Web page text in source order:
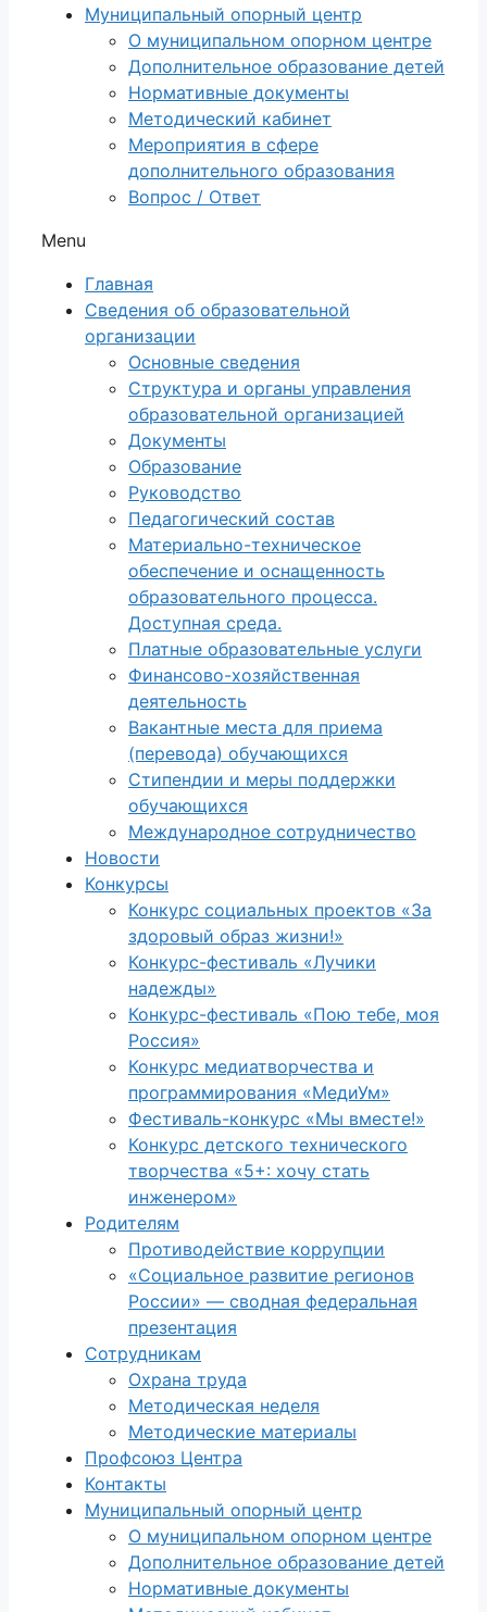
Муниципальный опорный центр
О муниципальном опорном центре
Дополнительное образование детей
Нормативные документы
Методический кабинет
Мероприятия в сфере
дополнительного образования
Вопрос / Ответ
Menu
Главная
Сведения об образовательной
организации
Основные сведения
Структура и органы управления
образовательной организацией
Документы
Образование
Руководство
Педагогический состав
Материально-техническое
обеспечение и оснащенность
образовательного процесса.
Доступная среда.
Платные образовательные услуги
Финансово-хозяйственная
деятельность
Вакантные места для приема
(перевода) обучающихся
Стипендии и меры поддержки
обучающихся
Международное сотрудничество
Новости
Конкурсы
Конкурс социальных проектов «За
здоровый образ жизни!»
Конкурс-фестиваль «Лучики
надежды»
Конкурс-фестиваль «Пою тебе, моя
Россия»
Конкурс медиатворчества и
программирования «МедиУм»
Фестиваль-конкурс «Мы вместе!»
Конкурс детского технического
творчества «5+: хочу стать
инженером»
Родителям
Противодействие коррупции
«Социальное развитие регионов
России» — сводная федеральная
презентация
Сотрудникам
Охрана труда
Методическая неделя
Методические материалы
Профсоюз Центра
Контакты
Муниципальный опорный центр
О муниципальном опорном центре
Дополнительное образование детей
Нормативные документы